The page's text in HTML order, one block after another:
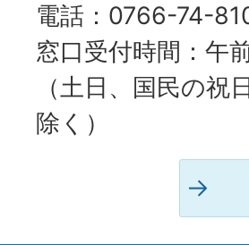
電話：0766-74-
窓口受付時間：午
（土日、国民の
除く）